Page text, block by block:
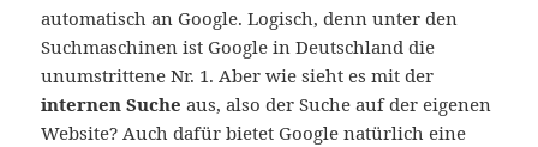
automatisch an Google. Logisch, denn unter den
Suchmaschinen ist Google in Deutschland die
unumstrittene Nr. 1. Aber wie sieht es mit der
internen Suche aus, also der Suche auf der eigenen
Website? Auch dafür bietet Google natürlich eine